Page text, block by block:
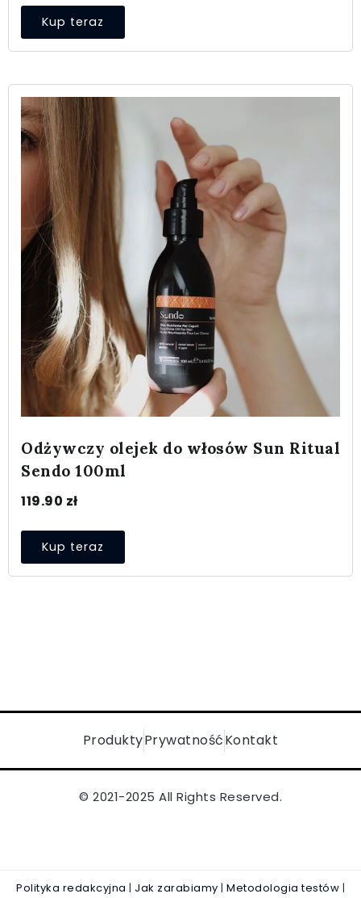
Kup teraz
Odżywczy olejek do włosów Sun Ritual
Sendo 100ml
119.90 zł
Kup teraz
ProduktyPrywatnośćKontakt
© 2021-2025 All Rights Reserved.
Polityka redakcyjna | Jak zarabiamy | Metodologia testów |